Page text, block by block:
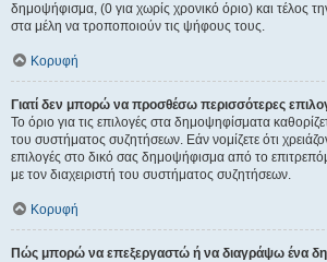
δημοψήφισμα, (0 για χωρίς χρονικό όριο) και τέλος
στα μέλη να τροποποιούν τις ψήφους τους.
Κορυφή
Γιατί δεν μπορώ να προσθέσω περισσότερες
Το όριο για τις επιλογές στα δημοψηφίσματα
του συστήματος συζητήσεων. Εάν νομίζετε ότι
επιλογές στο δικό σας δημοψήφισμα από το
με τον διαχειριστή του συστήματος συζητήσεων.
Κορυφή
Πώς μπορώ να επεξεργαστώ ή να διαγράψω ένα